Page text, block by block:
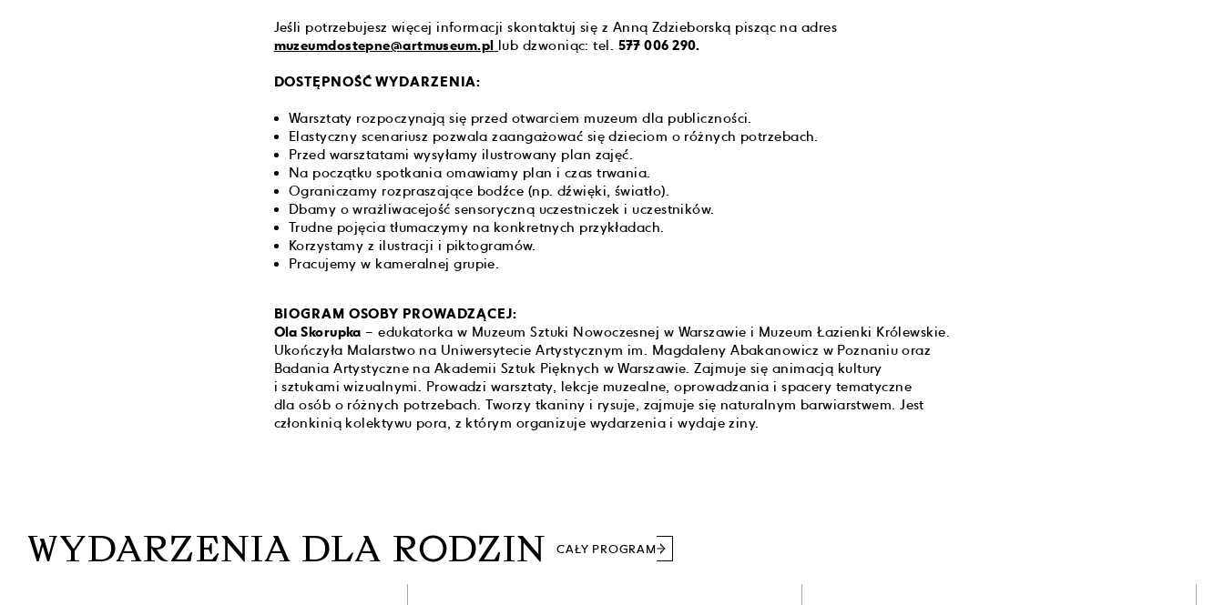
Jeśli potrzebujesz więcej informacji skontaktuj się z Anną Zdzieborską pisząc na adres
muzeumdostepne@artmuseum.pl lub dzwoniąc: tel. 577 006 290.
DOSTĘPNOŚĆ WYDARZENIA:
Warsztaty rozpoczynają się przed otwarciem muzeum dla publiczności.
Elastyczny scenariusz pozwala zaangażować się dzieciom o różnych potrzebach.
Przed warsztatami wysyłamy ilustrowany plan zajęć.
Na początku spotkania omawiamy plan i czas trwania.
Ograniczamy rozpraszające bodźce (np. dźwięki, światło).
Dbamy o wrażliwacejość sensoryczną uczestniczek i uczestników.
Trudne pojęcia tłumaczymy na konkretnych przykładach.
Korzystamy z ilustracji i piktogramów.
Pracujemy w kameralnej grupie.
BIOGRAM OSOBY PROWADZĄCEJ:
Ola Skorupka – edukatorka w Muzeum Sztuki Nowoczesnej w Warszawie i Muzeum Łazienki Królewskie.
Ukończyła Malarstwo na Uniwersytecie Artystycznym im. Magdaleny Abakanowicz w Poznaniu oraz
Badania Artystyczne na Akademii Sztuk Pięknych w Warszawie. Zajmuje się animacją kultury
i sztukami wizualnymi. Prowadzi warsztaty, lekcje muzealne, oprowadzania i spacery tematyczne
dla osób o różnych potrzebach. Tworzy tkaniny i rysuje, zajmuje się naturalnym barwiarstwem. Jest
członkinią kolektywu pora, z którym organizuje wydarzenia i wydaje ziny.
WYDARZENIA DLA RODZIN CAŁY PROGRAM